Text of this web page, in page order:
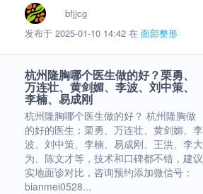
bfjjcg
发布于 2025-01-10 14:42 在 面部整形
杭州隆胸哪个医生做的好？栗勇、
万连壮、黄剑媚、李波、刘中策、
李楠、易成刚
杭州隆胸哪个医生做的好？ 杭州隆胸做
的好的医生：栗勇、万连壮、黄剑媚、李
波、刘中策、李楠、易成刚、王洪、李大
为、陈文才等，技术和口碑都不错，建议
实地面诊对比，咨询预约添加微信号：
bianmei0528...